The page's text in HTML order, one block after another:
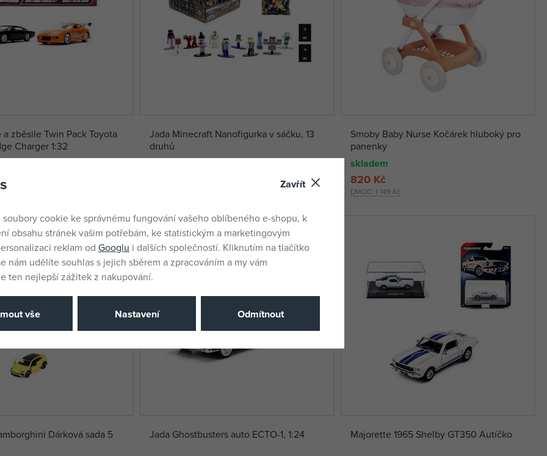
zběsile Twin Pack Toyota
Charger 1:32
Jada Minecraft Nanofigurka v sáčku, 13
druhů
Smoby Baby Nurse Kočárek hluboký pro
panenky
skladem
DMOC: 1 149 Kč
820 Kč
Dárková sada 5
-11%
Jada Ghostbusters auto ECTO-1, 1:24 Majorette 1965 Shelby GT350 Autíčko
Zavřít
soubory cookie ke správnému fungování vašeho oblíbeného e-shopu, k
obsahu stránek vašim potřebám, ke statistickým a marketingovým
reklam od Googlu i dalších společností. Kliknutím na tlačítko
nám udělíte souhlas s jejich sběrem a zpracováním a my vám
ten nejlepší zážitek z nakupování.
vše Nastavení Odmítnout